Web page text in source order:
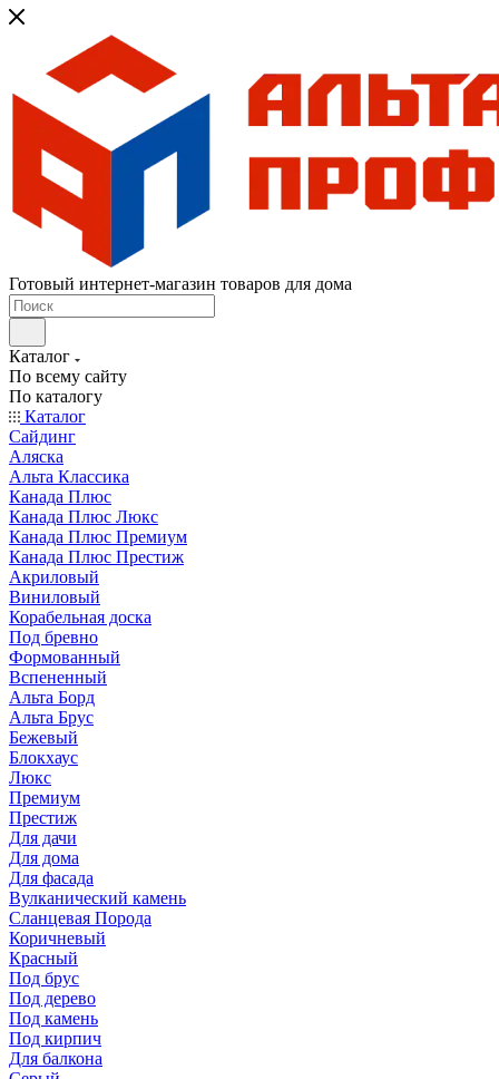
Готовый интернет-магазин товаров для дома
Каталог
По всему сайту
По каталогу
Каталог
Сайдинг
Аляска
Альта Классика
Канада Плюс
Канада Плюс Люкс
Канада Плюс Премиум
Канада Плюс Престиж
Акриловый
Виниловый
Корабельная доска
Под бревно
Формованный
Вспененный
Альта Борд
Альта Брус
Бежевый
Блокхаус
Люкс
Премиум
Престиж
Для дачи
Для дома
Для фасада
Вулканический камень
Сланцевая Порода
Коричневый
Красный
Под брус
Под дерево
Под камень
Под кирпич
Для балкона